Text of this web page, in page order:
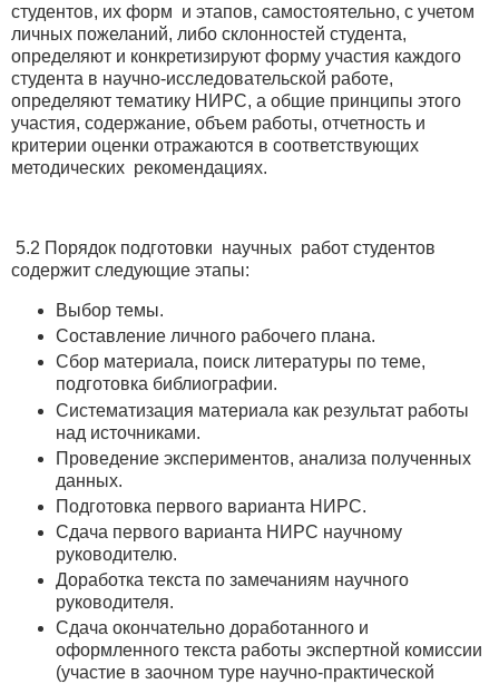
студентов, их форм и этапов, самостоятельно, с учетом
личных пожеланий, либо склонностей студента,
определяют и конкретизируют форму участия каждого
студента в научно-исследовательской работе,
определяют тематику НИРС, а общие принципы этого
участия, содержание, объем работы, отчетность и
критерии оценки отражаются в соответствующих
методических рекомендациях.
5.2 Порядок подготовки научных работ студентов
содержит следующие этапы:
Выбор темы.
Составление личного рабочего плана.
Сбор материала, поиск литературы по теме,
подготовка библиографии.
Систематизация материала как результат работы
над источниками.
Проведение экспериментов, анализа полученных
данных.
Подготовка первого варианта НИРС.
Сдача первого варианта НИРС научному
руководителю.
Доработка текста по замечаниям научного
руководителя.
Сдача окончательно доработанного и
оформленного текста работы экспертной комиссии
(участие в заочном туре научно-практической